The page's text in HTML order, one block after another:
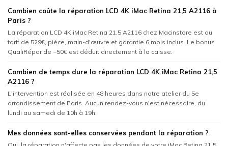
Combien coûte la réparation LCD 4K iMac Retina 21,5 A2116 à
Paris ?
La réparation LCD 4K iMac Retina 21,5 A2116 chez Macinstore est au
tarif de 529€, pièce, main-d'œuvre et garantie 6 mois inclus. Le bonus
QualiRépar de −50€ est déduit directement à la caisse.
Combien de temps dure la réparation LCD 4K iMac Retina 21,5
A2116 ?
L'intervention est réalisée en 48 heures dans notre atelier du 5e
arrondissement de Paris. Aucun rendez-vous n'est nécessaire, du
lundi au samedi de 10h à 19h.
Mes données sont-elles conservées pendant la réparation ?